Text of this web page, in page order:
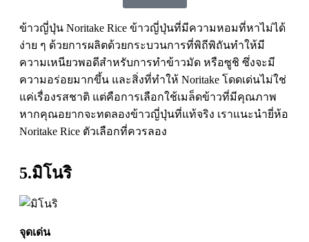
ข้าวญี่ปุ่น Noritake Rice ข้าวญี่ปุ่นที่มีความหอมที่หาไม่ได้
ง่าย ๆ ด้วยการผลิตด้วยกระบวนการที่พิถีพิถันทำให้มี
ความเหนียวพอดีสำหรับการทำข้าวมัด หรือซูชิ ซึ่งจะมี
ความอร่อยมากขึ้น และสิ่งที่ทำให้ Noritake โดดเด่นไม่ใช่
แค่เรื่องรสชาติ แต่คือการเลือกใช้เมล็ดข้าวที่มีคุณภาพ
หากคุณอยากจะทดลองข้าวญี่ปุ่นที่แท้จริง เราแนะนำยี่ห้อ
Noritake Rice ตัวเลือกที่ควรลอง
5.มิโนริ
จุดเด่น